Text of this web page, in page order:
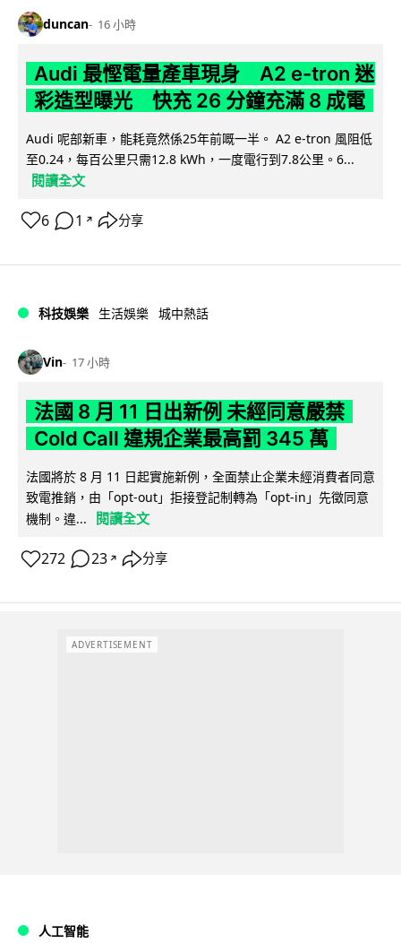
duncan 16 小時
Audi 最慳電量產車現身 A2 e-tron 迷
彩造型曝光 快充 26 分鐘充滿 8 成電
Audi 呢部新車，能耗竟然係25年前嘅一半。 A2 e-tron 風阻低
至0.24，每百公里只需12.8 kWh，一度電行到7.8公里。6...
閱讀全文
6 1 ↗ 分享
科技娛樂 生活娛樂 城中熱話
Vin 17 小時
法國 8 月 11 日出新例 未經同意嚴禁
Cold Call 違規企業最高罰 345 萬
法國將於 8 月 11 日起實施新例，全面禁止企業未經消費者同意
致電推銷，由「opt-out」拒接登記制轉為「opt-in」先徵同意
機制。違...
閱讀全文
272 23 ↗ 分享
ADVERTISEMENT
人工智能